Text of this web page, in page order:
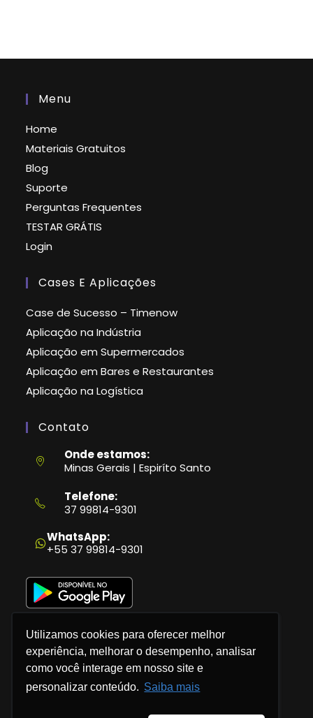
Utilizamos cookies para oferecer melhor
experiência, melhorar o desempenho, analisar
como você interage em nosso site e
personalizar conteúdo. Saiba mais
Menu
Home
Materiais Gratuitos
Blog
Suporte
Perguntas Frequentes
TESTAR GRÁTIS
Login
Cases E Aplicações
Case de Sucesso – Timenow
Aplicação na Indústria
Aplicação em Supermercados
Aplicação em Bares e Restaurantes
Aplicação na Logística
Contato
Onde estamos:
Minas Gerais | Espiríto Santo
Telefone:
37 99814-9301
em
seu
aplicativo
WhatsApp:
+55 37 99814-9301
Política de Privacidade